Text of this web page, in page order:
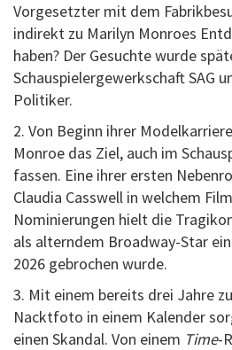
Vorgesetzter mit dem
indirekt zu Marilyn Monroes
haben? Der Gesuchte wurde
Schauspielergewerkschaft SAG
Politiker.
2. Von Beginn ihrer
Monroe das Ziel, auch im
fassen. Eine ihrer ersten
Claudia Casswell in welchem
Nominierungen hielt die
als alterndem Broadway-Star
2026 gebrochen wurde.
3. Mit einem bereits drei Jahre
Nacktfoto in einem Kalender
einen Skandal. Von einem Time-